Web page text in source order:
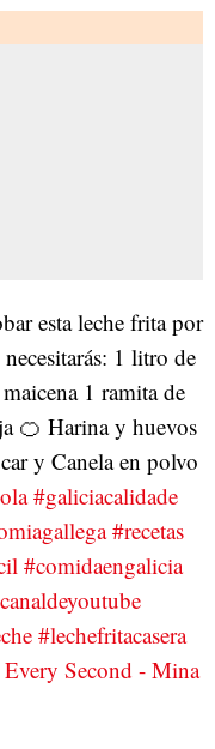
esta leche frita por
1 litro de
1 ramita de
🍊 Harina y huevos
y Canela en polvo
#galiciacalidade
#recetas
#comidaengalicia
#lechefritacasera
Second - Mina